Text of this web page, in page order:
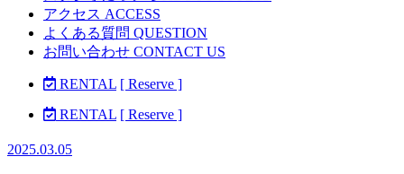
アクセス ACCESS
よくある質問 QUESTION
お問い合わせ CONTACT US
RENTAL [ Reserve ]
RENTAL [ Reserve ]
2025.03.05